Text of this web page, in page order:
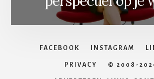
FACEBOOK INSTAGRAM
PRIVACY © 2008-